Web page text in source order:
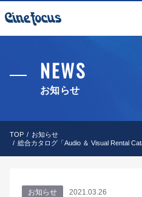
NEWS
お知らせ
TOP
お知らせ
総合カタログ「Audio ＆ Visual Rental
お知らせ 2021.03.26